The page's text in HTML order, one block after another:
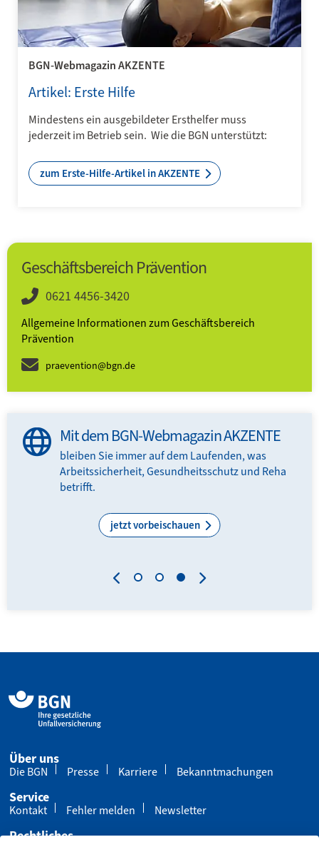
BGN-Webmagazin AKZENTE
Artikel: Erste Hilfe
Mindestens ein ausgebildeter Ersthelfer muss
jederzeit im Betrieb sein. Wie die BGN unterstützt:
zum Erste-Hilfe-Artikel in AKZENTE
Geschäftsbereich Prävention
0621 4456-3420
Allgemeine Informationen zum Geschäftsbereich
Prävention
praevention@bgn.de
Mit dem BGN-Webmagazin AKZENTE
bleiben Sie immer auf dem Laufenden, was
Arbeitssicherheit, Gesundheitsschutz und Reha
betrifft.
jetzt vorbeischauen
Über uns
Die BGN Presse Karriere Bekanntmachungen
Service
Kontakt Fehler melden Newsletter
Rechtliches